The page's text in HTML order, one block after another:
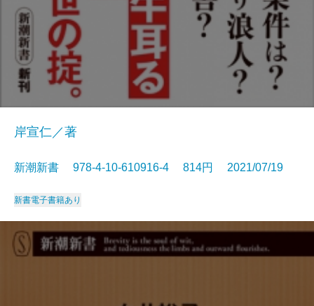
岸宣仁／著
新潮新書 978-4-10-610916-4 814円 2021/07/19
新書電子書籍あり